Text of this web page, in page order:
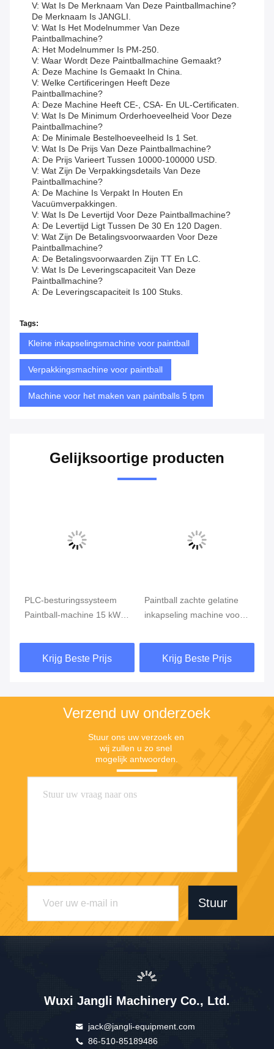
V: Wat Is De Merknaam Van Deze Paintballmachine?
De Merknaam Is JANGLI.
V: Wat Is Het Modelnummer Van Deze
Paintballmachine?
A: Het Modelnummer Is PM-250.
V: Waar Wordt Deze Paintballmachine Gemaakt?
A: Deze Machine Is Gemaakt In China.
V: Welke Certificeringen Heeft Deze
Paintballmachine?
A: Deze Machine Heeft CE-, CSA- En UL-Certificaten.
V: Wat Is De Minimum Orderhoeveelheid Voor Deze
Paintballmachine?
A: De Minimale Bestelhoeveelheid Is 1 Set.
V: Wat Is De Prijs Van Deze Paintballmachine?
A: De Prijs Varieert Tussen 10000-100000 USD.
V: Wat Zijn De Verpakkingsdetails Van Deze
Paintballmachine?
A: De Machine Is Verpakt In Houten En
Vacuümverpakkingen.
V: Wat Is De Levertijd Voor Deze Paintballmachine?
A: De Levertijd Ligt Tussen De 30 En 120 Dagen.
V: Wat Zijn De Betalingsvoorwaarden Voor Deze
Paintballmachine?
A: De Betalingsvoorwaarden Zijn TT En LC.
V: Wat Is De Leveringscapaciteit Van Deze
Paintballmachine?
A: De Leveringscapaciteit Is 100 Stuks.
Tags:
Kleine inkapselingsmachine voor paintball
Verpakkingsmachine voor paintball
Machine voor het maken van paintballs 5 tpm
Gelijksoortige producten
PLC-besturingssysteem
Paintball-machine 15 kW
productie
Krijg Beste Prijs
Paintball zachte gelatine
inkapseling machine voor
ballen
Krijg Beste Prijs
Verzend uw onderzoek
Stuur ons uw verzoek en
wij zullen u zo snel
mogelijk antwoorden.
Stuur
Wuxi Jangli Machinery Co., Ltd.
jack@jangli-equipment.com
86-510-85189486